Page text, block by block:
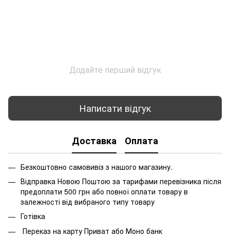
Додайте перший відгук
Написати відгук
Доставка Оплата
Безкоштовно самовивіз з нашого магазину.
Відправка Новою Поштою за тарифами перевізника після
предоплати 500 грн або повної оплати товару в
залежності від вибраного типу товару
Готівка
Переказ на карту Приват або Моно банк